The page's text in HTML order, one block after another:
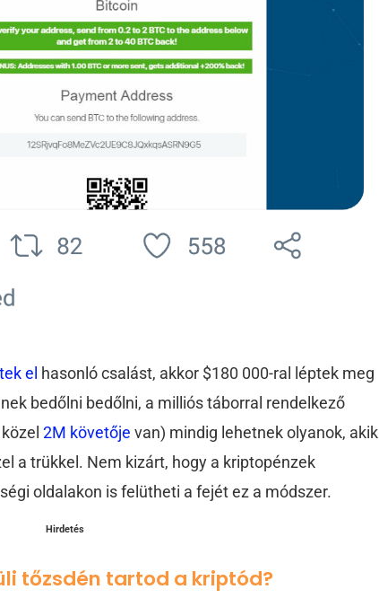
el hasonló csalást, akkor $180 000-ral léptek meg
bedőlni bedőlni, a milliós táborral rendelkező
közel2M követője van) mindig lehetnek olyanok, akik
a trükkel. Nem kizárt, hogy a kriptopénzek
oldalakon is felütheti a fejét ez a módszer.
Hirdetés
tőzsdén tartod a kriptód?